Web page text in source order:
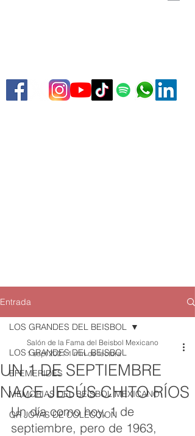
Entrada
LOS GRANDES DEL BEISBOL
EFEMERIDES
MEMORIAS DEL BEISBOL MEXICANO
QR JOYAS DE COLECCION
LOS GRANDES DEL BEISBOL
UN 1 DE SEPTIEMBRE
NACE JESÚS CHITO RÍOS
Salón de la Fama del Beisbol Mexicano
1 sept 2021 1 min de lectura
Un día como hoy, 1 de
septiembre, pero de 1963,